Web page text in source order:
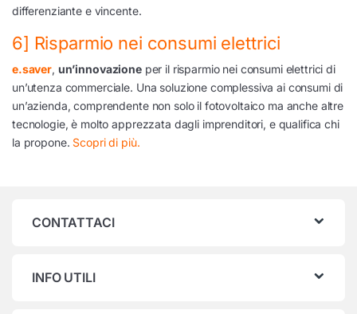
differenziante e vincente.
6] Risparmio nei consumi elettrici
e.saver, un’innovazioneper il risparmio nei consumi elettrici di
un’utenza commerciale. Una soluzione complessiva ai consumi di
un’azienda, comprendente non solo il fotovoltaico ma anche altre
tecnologie, è molto apprezzata dagli imprenditori, e qualifica chi
la propone. Scopri di più.
CONTATTACI
INFO UTILI